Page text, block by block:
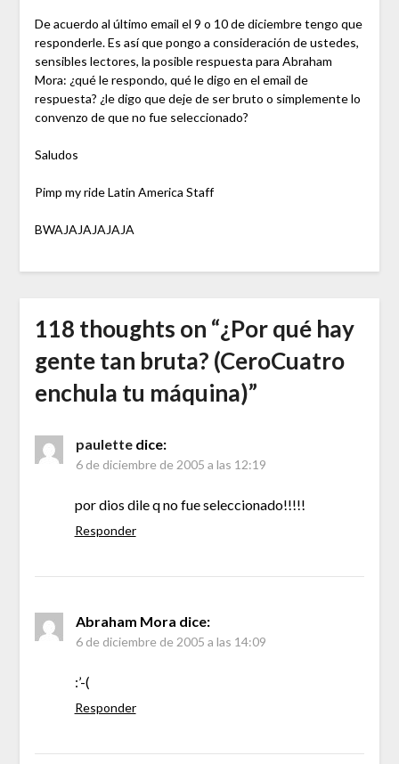
De acuerdo al último email el 9 o 10 de diciembre tengo que
responderle. Es así que pongo a consideración de ustedes,
sensibles lectores, la posible respuesta para Abraham
Mora: ¿qué le respondo, qué le digo en el email de
respuesta? ¿le digo que deje de ser bruto o simplemente lo
convenzo de que no fue seleccionado?
Saludos
Pimp my ride Latin America Staff
BWAJAJAJAJAJA
118 thoughts on “¿Por qué hay
gente tan bruta? (CeroCuatro
enchula tu máquina)”
paulette dice:
6 de diciembre de 2005 a las 12:19
por dios dile q no fue seleccionado!!!!!
Responder
Abraham Mora dice:
6 de diciembre de 2005 a las 14:09
:’-(
Responder